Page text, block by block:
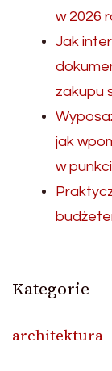
w 2026
Jak
zakupu
jak
w
Kategorie
architektura